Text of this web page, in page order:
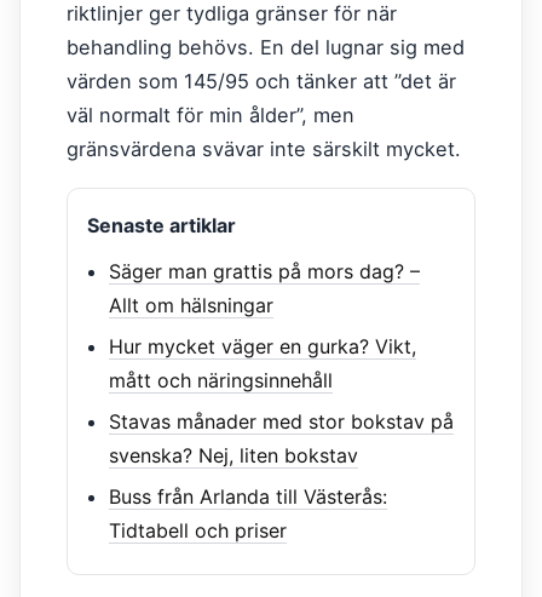
riktlinjer ger tydliga gränser för när
behandling behövs. En del lugnar sig med
värden som 145/95 och tänker att ”det är
väl normalt för min ålder”, men
gränsvärdena svävar inte särskilt mycket.
Senaste artiklar
Säger man grattis på mors dag? –
Allt om hälsningar
Hur mycket väger en gurka? Vikt,
mått och näringsinnehåll
Stavas månader med stor bokstav på
svenska? Nej, liten bokstav
Buss från Arlanda till Västerås:
Tidtabell och priser